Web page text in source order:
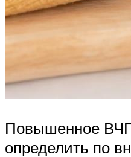
Повышенное
определить по